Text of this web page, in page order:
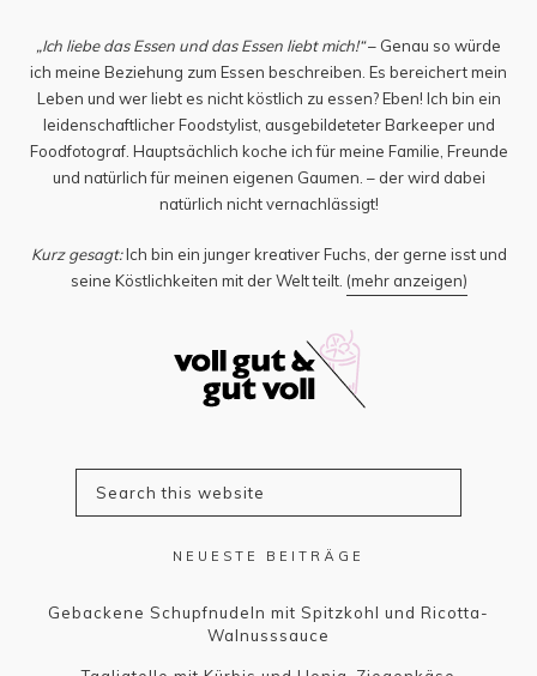
„Ich liebe das Essen und das Essen liebt mich!“– Genau so würde
ich meine Beziehung zum Essen beschreiben. Es bereichert mein
Leben und wer liebt es nicht köstlich zu essen? Eben! Ich bin ein
leidenschaftlicher Foodstylist, ausgebildeteter Barkeeper und
Foodfotograf. Hauptsächlich koche ich für meine Familie, Freunde
und natürlich für meinen eigenen Gaumen. – der wird dabei
natürlich nicht vernachlässigt!
Kurz gesagt:Ich bin ein junger kreativer Fuchs, der gerne isst und
seine Köstlichkeiten mit der Welt teilt. (mehr anzeigen)
NEUESTE BEITRÄGE
Gebackene Schupfnudeln mit Spitzkohl und Ricotta-
Walnusssauce